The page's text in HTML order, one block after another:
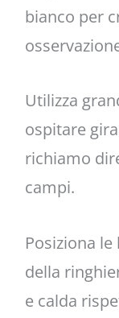
bianco per
Utilizza
ospitare
richiamo
campi.
Posiziona
della
e calda